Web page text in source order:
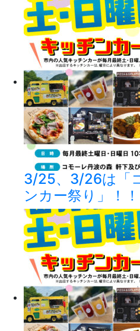
3/25、3/26は「
ンカー祭り」！！